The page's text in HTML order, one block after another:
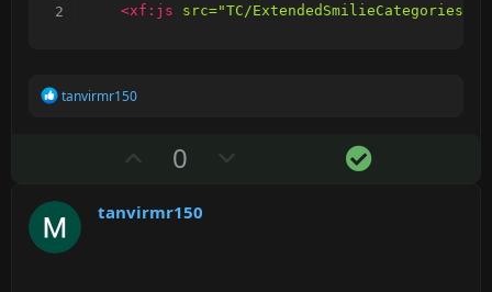
<xf: js src="TC/ExtendedSmilieCategories/
R
o
n
s
:
tanvirmr150
v
0 S
o
tanvirmr150